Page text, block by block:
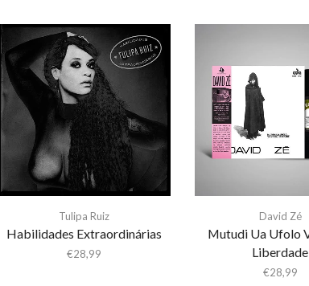
Tulipa Ruiz
Habilidades Extraordinárias
€28,99
David Zé
Mutudi Ua Ufolo
Liberdade
€28,99